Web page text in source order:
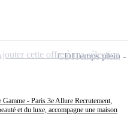
- Paris 3e Allure Recrutement,
et du luxe, accompagne une maison
CDITemps plein
cette offre à ma sélection